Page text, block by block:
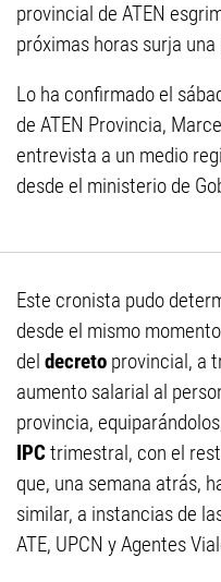
provincial de ATEN
próximas horas surja
Lo ha confirmado el
de ATEN Provincia,
entrevista a un medio
desde el ministerio de
Este cronista pudo
desde el mismo
del decreto provincial, a
aumento salarial al
provincia,
IPCtrimestral, con el
que, una semana atrás,
similar, a instancias de
ATE, UPCN y Agentes